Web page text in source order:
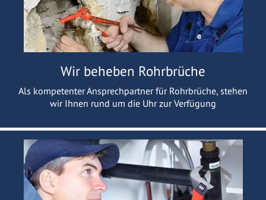
Wir beheben Rohrbrüche
Als kompetenter Ansprechpartner für Rohrbrüche, stehen
wir Ihnen rund um die Uhr zur Verfügung